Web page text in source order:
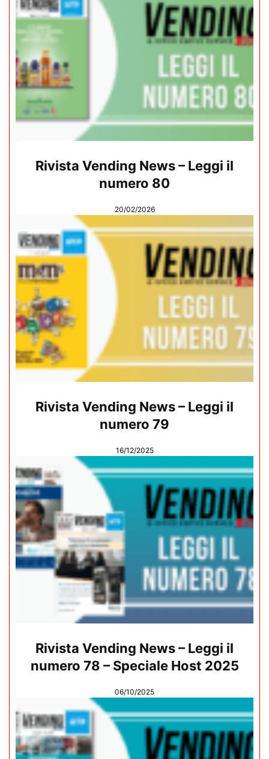
Rivista Vending News – Leggi il
numero 80
20/02/2026
Rivista Vending News – Leggi il
numero 79
16/12/2025
Rivista Vending News – Leggi il
numero 78 – Speciale Host 2025
06/10/2025